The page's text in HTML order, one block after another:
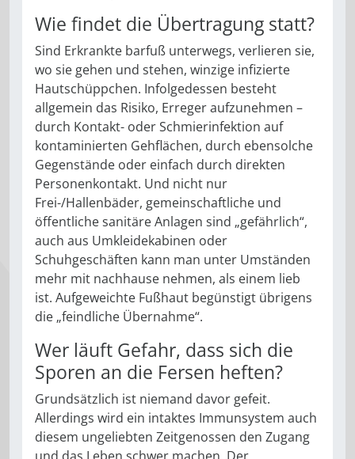
Wie findet die Übertragung statt?
Sind Erkrankte barfuß unterwegs, verlieren sie,
wo sie gehen und stehen, winzige infizierte
Hautschüppchen. Infolgedessen besteht
allgemein das Risiko, Erreger aufzunehmen –
durch Kontakt- oder Schmierinfektion auf
kontaminierten Gehflächen, durch ebensolche
Gegenstände oder einfach durch direkten
Personenkontakt. Und nicht nur
Frei-/Hallenbäder, gemeinschaftliche und
öffentliche sanitäre Anlagen sind „gefährlich“,
auch aus Umkleidekabinen oder
Schuhgeschäften kann man unter Umständen
mehr mit nachhause nehmen, als einem lieb
ist. Aufgeweichte Fußhaut begünstigt übrigens
die „feindliche Übernahme“.
Wer läuft Gefahr, dass sich die
Sporen an die Fersen heften?
Grundsätzlich ist niemand davor gefeit.
Allerdings wird ein intaktes Immunsystem auch
diesem ungeliebten Zeitgenossen den Zugang